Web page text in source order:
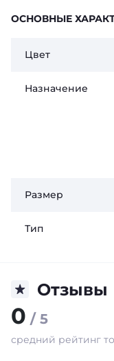
ОСНОВНЫЕ
Цвет
Назначение
Размер
Тип
Отзывы
0 / 5
средний рейтинг